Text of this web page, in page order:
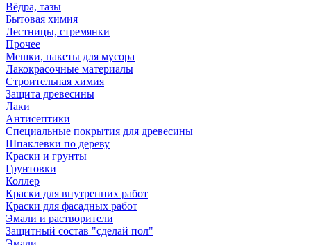
Вёдра, тазы
Бытовая химия
Лестницы, стремянки
Прочее
Мешки, пакеты для мусора
Лакокрасочные материалы
Строительная химия
Защита древесины
Лаки
Антисептики
Специальные покрытия для древесины
Шпаклевки по дереву
Краски и грунты
Грунтовки
Коллер
Краски для внутренних работ
Краски для фасадных работ
Эмали и растворители
Защитный состав "сделай пол"